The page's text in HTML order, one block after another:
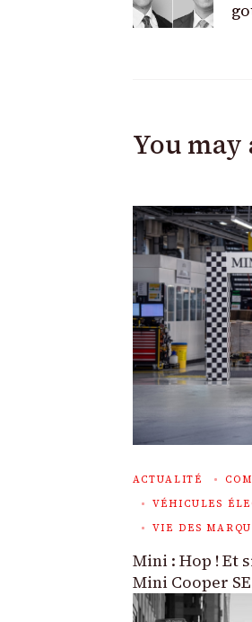
You may
ACTUALITÉ
VÉHICULES
VIE DES
Mini : Hop ! Et
Mini Cooper SE